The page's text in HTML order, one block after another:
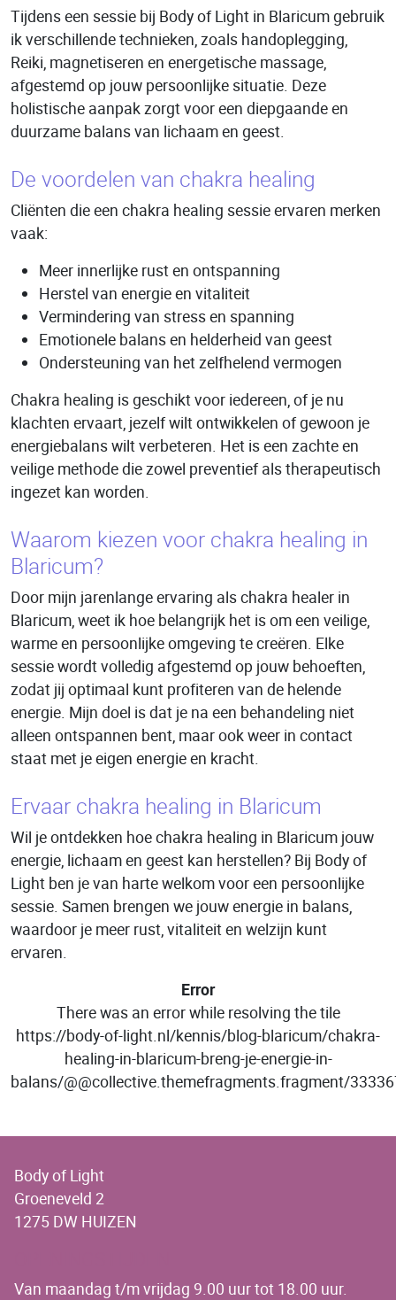
Tijdens een sessie bij Body of Light in Blaricum gebruik
ik verschillende technieken, zoals handoplegging,
Reiki, magnetiseren en energetische massage,
afgestemd op jouw persoonlijke situatie. Deze
holistische aanpak zorgt voor een diepgaande en
duurzame balans van lichaam en geest.
De voordelen van chakra healing
Cliënten die een chakra healing sessie ervaren merken
vaak:
Meer innerlijke rust en ontspanning
Herstel van energie en vitaliteit
Vermindering van stress en spanning
Emotionele balans en helderheid van geest
Ondersteuning van het zelfhelend vermogen
Chakra healing is geschikt voor iedereen, of je nu
klachten ervaart, jezelf wilt ontwikkelen of gewoon je
energiebalans wilt verbeteren. Het is een zachte en
veilige methode die zowel preventief als therapeutisch
ingezet kan worden.
Waarom kiezen voor chakra healing in
Blaricum?
Door mijn jarenlange ervaring als chakra healer in
Blaricum, weet ik hoe belangrijk het is om een veilige,
warme en persoonlijke omgeving te creëren. Elke
sessie wordt volledig afgestemd op jouw behoeften,
zodat jij optimaal kunt profiteren van de helende
energie. Mijn doel is dat je na een behandeling niet
alleen ontspannen bent, maar ook weer in contact
staat met je eigen energie en kracht.
Ervaar chakra healing in Blaricum
Wil je ontdekken hoe chakra healing in Blaricum jouw
energie, lichaam en geest kan herstellen? Bij Body of
Light ben je van harte welkom voor een persoonlijke
sessie. Samen brengen we jouw energie in balans,
waardoor je meer rust, vitaliteit en welzijn kunt
ervaren.
Error
There was an error while resolving the tile
https://body-of-light.nl/kennis/blog-blaricum/chakra-
healing-in-blaricum-breng-je-energie-in-
balans/@@collective.themefragments.fragment/
Body of Light
Groeneveld 2
1275 DW HUIZEN
Van maandag t/m vrijdag 9.00 uur tot 18.00 uur.